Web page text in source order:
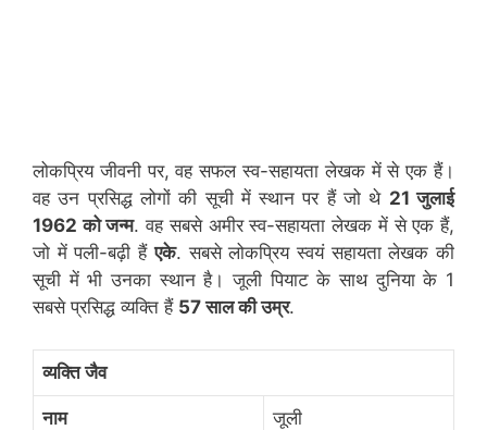
लोकप्रिय जीवनी पर, वह सफल स्व-सहायता लेखक में से एक हैं।
वह उन प्रसिद्ध लोगों की सूची में स्थान पर हैं जो थे 21 जुलाई
1962 को जन्म. वह सबसे अमीर स्व-सहायता लेखक में से एक हैं,
जो में पली-बढ़ी हैंएके. सबसे लोकप्रिय स्वयं सहायता लेखक की
सूची में भी उनका स्थान है। जूली पियाट के साथ दुनिया के 1
सबसे प्रसिद्ध व्यक्ति हैं 57 साल की उम्र.
व्यक्ति जैव
नाम जूली